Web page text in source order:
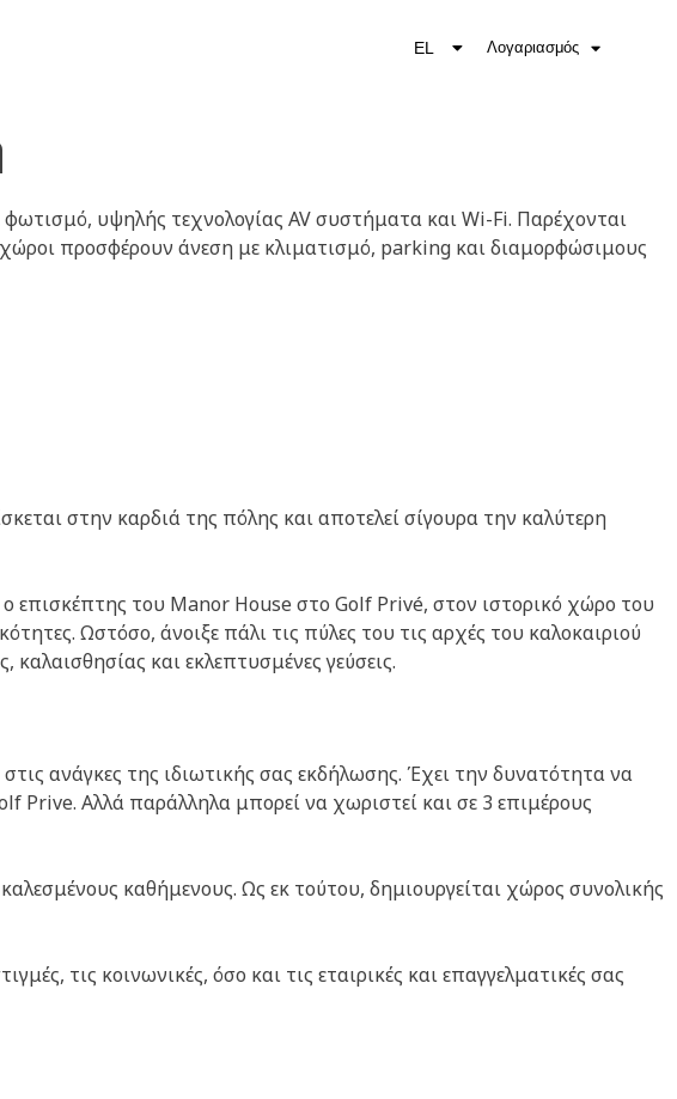
EL
EN Λογαριασμός
υψηλής τεχνολογίας AV συστήματα και Wi-Fi. Παρέχονται
προσφέρουν άνεση με κλιματισμό, parking και διαμορφώσιμους
στην καρδιά της πόλης και αποτελεί σίγουρα την καλύτερη
επισκέπτης του Manor House στο Golf Privé, στον ιστορικό χώρο του
Ωστόσο, άνοιξε πάλι τις πύλες του τις αρχές του καλοκαιριού
και εκλεπτυσμένες γεύσεις.
ανάγκες της ιδιωτικής σας εκδήλωσης. Έχει την δυνατότητα να
Prive. Αλλά παράλληλα μπορεί να χωριστεί και σε 3 επιμέρους
καθήμενους. Ως εκ τούτου, δημιουργείται χώρος συνολικής
τις κοινωνικές, όσο και τις εταιρικές και επαγγελματικές σας